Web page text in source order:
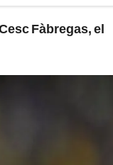
Fàbregas, el